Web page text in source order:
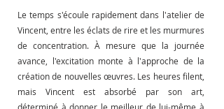
Le temps s'écoule rapidement dans l'atelier de
Vincent, entre les éclats de rire et les murmures
de concentration. À mesure que la journée
avance, l'excitation monte à l'approche de la
création de nouvelles œuvres. Les heures filent,
mais Vincent est absorbé par son art,